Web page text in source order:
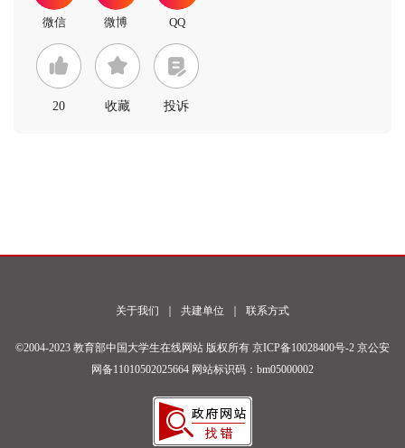
20 收藏 投诉
关于我们 ｜ 共建单位 ｜ 联系方式
©2004-2023 教育部中国大学生在线网站 版权所有 京ICP备10028400号-2 京公安
网备11010502025664 网站标识码：bm05000002